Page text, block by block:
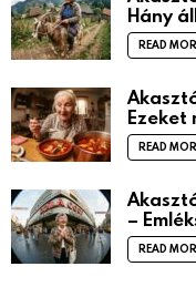
Hány
READ
Ezeket
READ
–
READ